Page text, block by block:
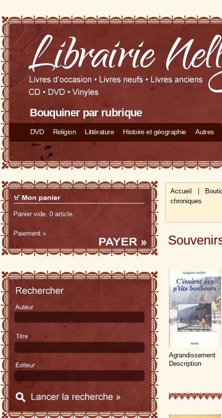
Bouquiner par rubrique
DVD Religion Littérature Histoire et géographie Autres
Panier vide. 0 article.
Paiement »
Accueil
chroniques
Agrandissement
Description